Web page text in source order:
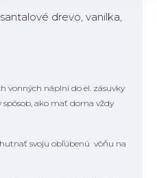
drevo, vanilka,
vonných náplní do el. zásuvky
spôsob, ako mať doma vždy
svoju obľúbenú vôňu na